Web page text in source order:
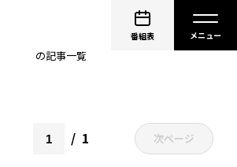
番組表
コロワくんの相談室
の記事一覧
1 次ページ